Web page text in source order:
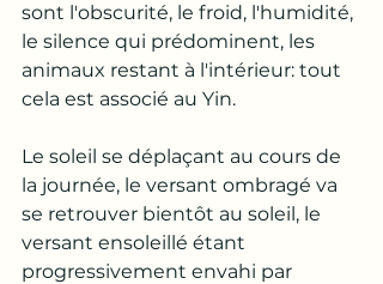
sont l'obscurité, le froid, l'humidité,
le silence qui prédominent, les
animaux restant à l'intérieur: tout
cela est associé au Yin.
Le soleil se déplaçant au cours de
la journée, le versant ombragé va
se retrouver bientôt au soleil, le
versant ensoleillé étant
progressivement envahi par